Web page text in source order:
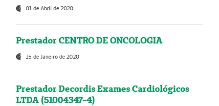
01 de Abril de 2020
Prestador CENTRO DE ONCOLOGIA
15 de Janeiro de 2020
Prestador Decordis Exames Cardiológicos
LTDA (51004347-4)